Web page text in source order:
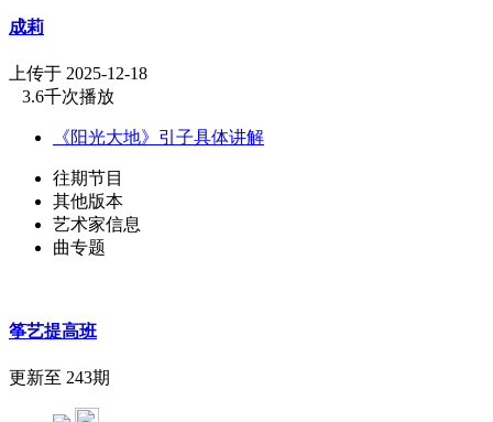
成莉
上传于 2025-12-18
3.6千次播放
《阳光大地》引子具体讲解
往期节目
其他版本
艺术家信息
曲专题
筝艺提高班
更新至 243期